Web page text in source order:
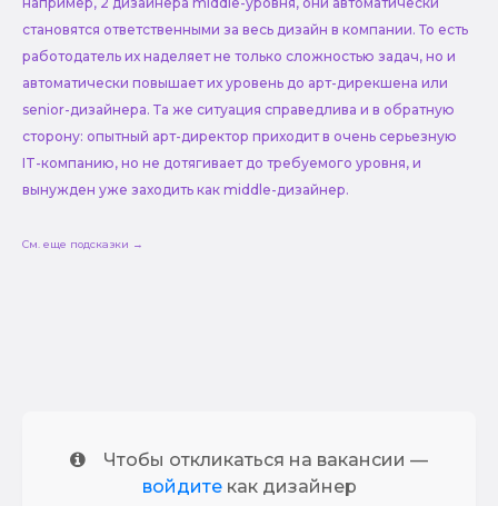
становятся ответственными за весь дизайн в компании. То есть
работодатель их наделяет не только сложностью задач, но и
автоматически повышает их уровень до арт-дирекшена или
senior-дизайнера. Та же ситуация справедлива и в обратную
сторону: опытный арт-директор приходит в очень серьезную
IT-компанию, но не дотягивает до требуемого уровня, и
вынужден уже заходить как middle-дизайнер.
См. еще подсказки →
Чтобы откликаться на вакансии —
войдитекак дизайнер